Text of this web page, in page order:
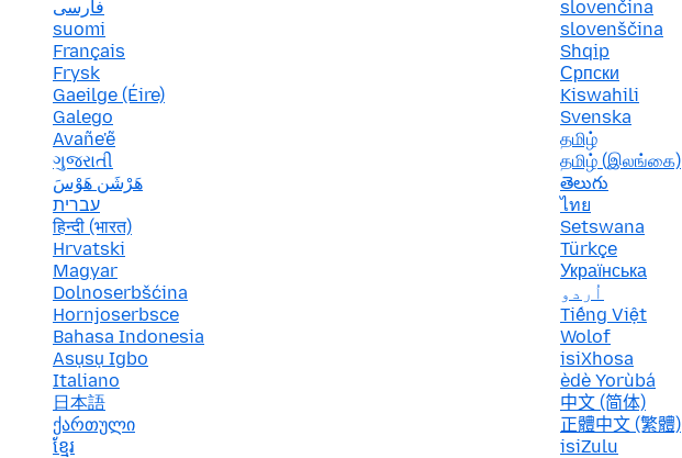
فارسی
suomi
Français
Frysk
Gaeilge (Éire)
Galego
Avañe'ẽ
ગુજરાતી
هَرْشَن هَوْسَ
עברית
हिन्दी (भारत)
Hrvatski
Magyar
Dolnoserbšćina
Hornjoserbsce
Bahasa Indonesia
Asụsụ Igbo
Italiano
日本語
ქართული
ខ្មែរ
slovenčina
slovenščina
Shqip
Српски
Kiswahili
Svenska
தமிழ்
தமிழ் (இலங்கை)
తెలుగు
ไทย
Setswana
Türkçe
Українська
اُردو
Tiếng Việt
Wolof
isiXhosa
èdè Yorùbá
中文 (简体)
正體中文 (繁體)
isiZulu